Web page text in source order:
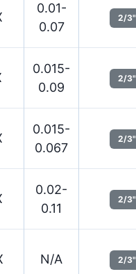
0.01-
0.07
2/3"
0.015-
0.09
2/3"
0.015-
0.067
2/3"
0.02-
0.11
2/3"
N/A 2/3"